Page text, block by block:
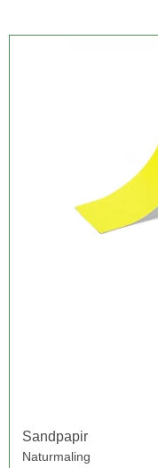
Sandpapir
Naturmaling